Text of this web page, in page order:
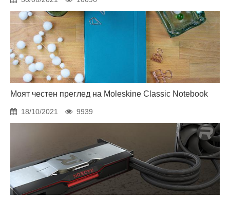
Моят честен преглед на Moleskine Classic Notebook
18/10/2021 9939